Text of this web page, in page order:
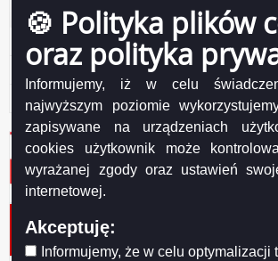
🍪 Polityka plików
oraz polityka
Informujemy, iż w celu
najwyższym poziomie
zapisywane na urządzeniach
cookies użytkownik może
wyrażanej zgody oraz ustawień
internetowej.
Akceptuję:
Informujemy, że w celu optymalizacji
Otwarte dane
JSON
CSV
Założenia do opracowania projektu
rok